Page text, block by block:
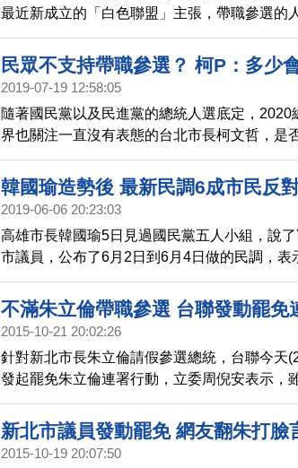
最近新成立的「白色聯盟」主張，帶職參選的
務，並退還選舉補助款，還直接點名柯文哲。
先去找韓國瑜。
民眾不支持帶職參選？ 柯P：多少
2019-07-19 12:58:05
隨著國民黨以及民進黨的總統人選底定，2020
界也關注一直沒有表態的台北市長柯文哲，是
最近就有民調指出，有近半的民眾不支持帶職
示，這多少會被干擾到，特別是才選上市長的
韓國瑜造勢後 最新民調6成市民反
2019-06-06 20:23:03
高雄市長韓國瑜5日見過國民黨五人小組，說
市議員，公布了6月2日到6月4日做的民調，表
反對韓國瑜帶職參選，韓國瑜回應尊重，至於
告清楚。
不滿朱立倫帶職參選 台聯發動罷免
2015-10-21 20:02:26
針對新北市長朱立倫請假參選總統，台聯今天
發起罷免朱立倫連署行動，立委周倪安表示，
年無法罷免，但發動罷免是要表達民眾不滿市
又做不好，應該辭職專心選總統。
新北市議員發動罷免 網友翻朱打臉
2015-10-19 20:07:50